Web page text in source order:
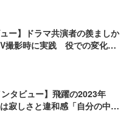
ー】ドラマ共演者の羨ましか
撮影時に実践 役での変化は
ンタビュー】飛躍の2023年
寂しさと違和感「自分の中で